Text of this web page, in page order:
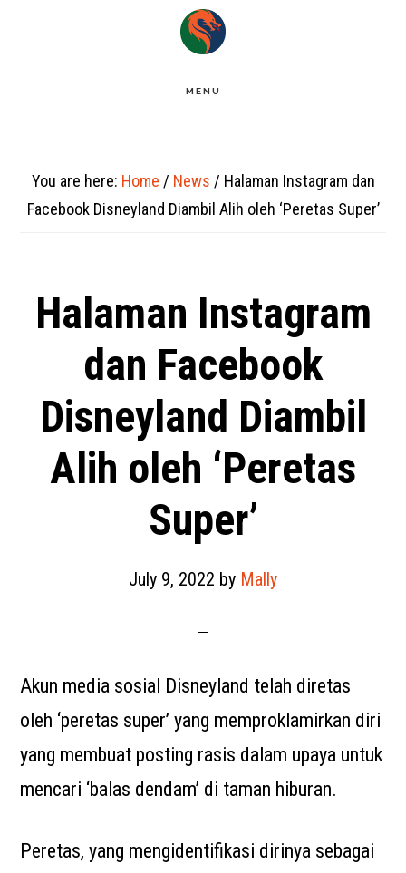
MENU
You are here: Home / News / Halaman Instagram dan
Facebook Disneyland Diambil Alih oleh ‘Peretas Super’
Halaman Instagram
dan Facebook
Disneyland Diambil
Alih oleh ‘Peretas
Super’
July 9, 2022 by Mally
Akun media sosial Disneyland telah diretas
oleh ‘peretas super’ yang memproklamirkan diri
yang membuat posting rasis dalam upaya untuk
mencari ‘balas dendam’ di taman hiburan.
Peretas, yang mengidentifikasi dirinya sebagai